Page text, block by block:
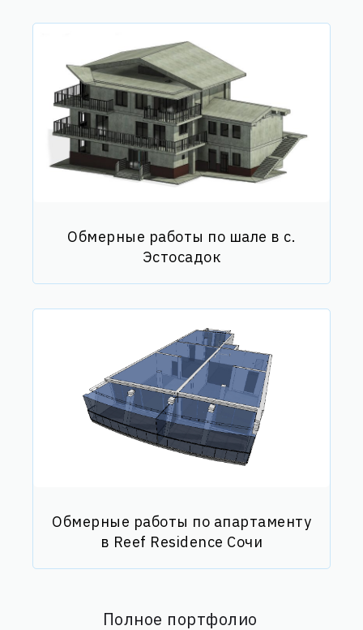
Обмерные работы по шале в с.
Эстосадок
Обмерные работы по апартаменту
в Reef Residence Сочи
Полное портфолио